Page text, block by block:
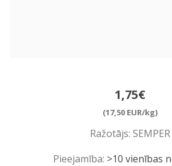
1,75€
(17,50 EUR/kg)
Ražotājs: SEMPER
Pieejamība: >10 vienības